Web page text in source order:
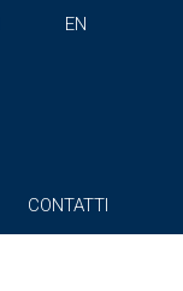
EN
CONTATTI